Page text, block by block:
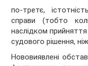
по-третє,
справи (тобто
наслідком прийняття
судового рішення,
Нововиявлені